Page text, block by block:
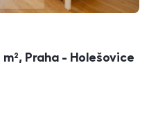
Praha - Holešovice